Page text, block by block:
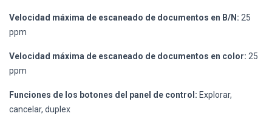
Velocidad máxima de escaneado de documentos en B/N: 25
ppm
Velocidad máxima de escaneado de documentos en color: 25
ppm
Funciones de los botones del panel de control: Explorar,
cancelar, duplex